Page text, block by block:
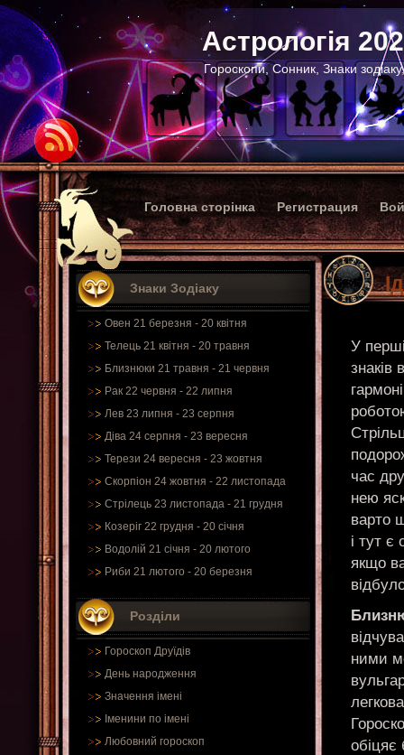
Астрологія
Гороскопи, Сонник, Знаки
Головна сторінка Регистрация
Знаки Зодіаку
Овен 21 березня - 20 квітня
Телець 21 квітня - 20 травня
Близнюки 21 травня - 21 червня
Рак 22 червня - 22 липня
Лев 23 липня - 23 серпня
Діва 24 серпня - 23 вересня
Терези 24 вересня - 23 жовтня
Скорпіон 24 жовтня - 22 листопада
Стрілець 23 листопада - 21 грудня
Козеріг 22 грудня - 20 січня
Водолій 21 січня - 20 лютого
Риби 21 лютого - 20 березня
Розділи
Гороскоп Друїдів
День народження
Значення імені
Іменини по імені
Любовний гороскоп
У
знаків
час
нею
варто
і тут
якщо
ними
обіцяє